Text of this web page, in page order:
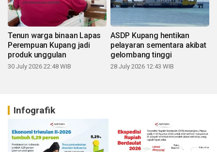
Tenun warga binaan Lapas
Perempuan Kupang jadi
produk unggulan
30 July 2026 22:48 WIB
ASDP Kupang hentikan
pelayaran sementara akibat
gelombang tinggi
28 July 2026 12:43 WIB
Infografik